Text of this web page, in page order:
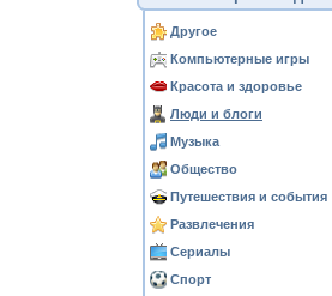
Другое
Компьютерные игры
Красота и здоровье
Люди и блоги
Музыка
Общество
Путешествия и события
Развлечения
Сериалы
Спорт